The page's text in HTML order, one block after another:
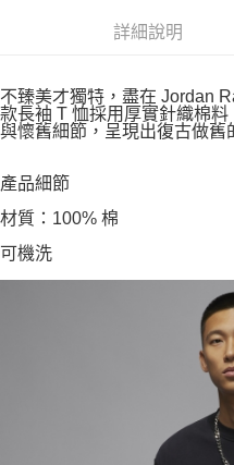
詳細說明
不臻美才獨特，盡在 Jordan
款長袖 T 恤採用厚實針織棉
與懷舊細節，呈現出復古做舊
產品細節
材質：100% 棉
可機洗